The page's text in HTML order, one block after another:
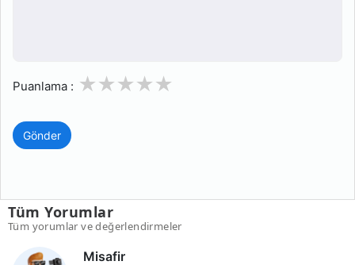
Puanlama : 3
2
1
Gönder
Tüm Yorumlar
Tüm yorumlar ve değerlendirmeler
Misafir